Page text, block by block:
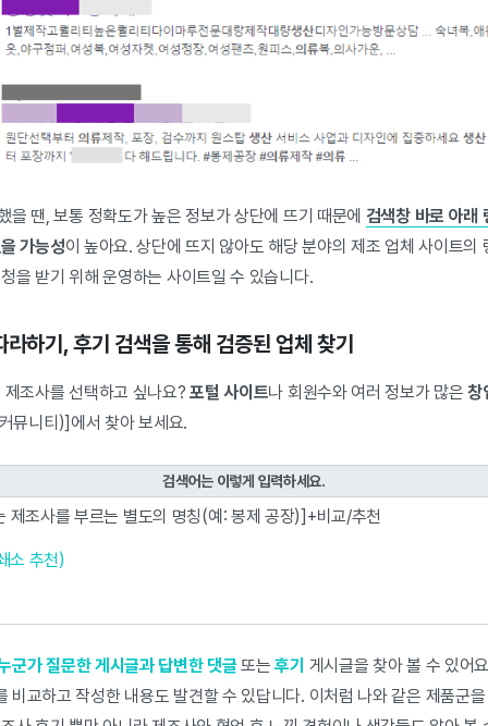
을 땐, 보통 정확도가 높은 정보가 상단에 뜨기 때문에 검색창 바로 아래
가능성이 높아요. 상단에 뜨지 않아도 해당 분야의 제조 업체 사이트의
을 받기 위해 운영하는 사이트일 수 있습니다.
하기, 후기 검색을 통해 검증된 업체 찾기
제조사를 선택하고 싶나요?포털 사이트나 회원수와 여러 정보가 많은창
뮤니티)]에서 찾아 보세요.
검색어는 이렇게 입력하세요.
제조사를 부르는 별도의 명칭(예: 봉제 공장)]+비교/추천
소 추천)
군가 질문한 게시글과 답변한 댓글 또는후기 게시글을 찾아 볼 수 있어
비교하고 작성한 내용도 발견할 수 있답니다. 이처럼 나와 같은 제품군